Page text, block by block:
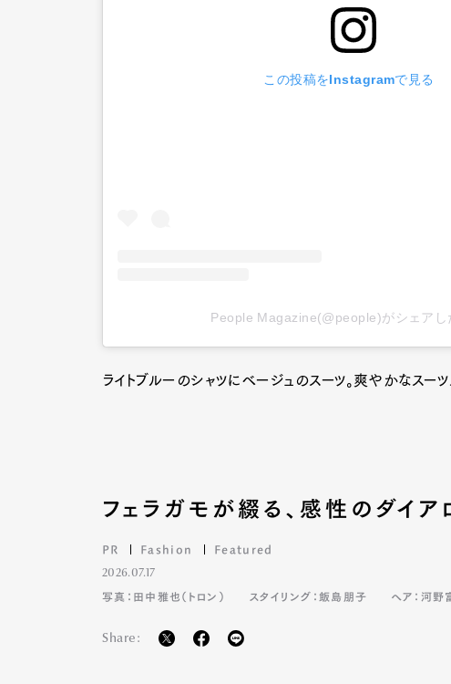
Pen
この投稿をInstagramで見る
People Magazine(@people)がシェアし
ライトブルーのシャツにベージュのスーツ。爽やかなスーツ
フェラガモが綴る、感性のダイア
PR Fashion Featured
2026.07.17
写真：田中雅也（トロン） スタイリング：飯島朋子 ヘア：河野
Share: